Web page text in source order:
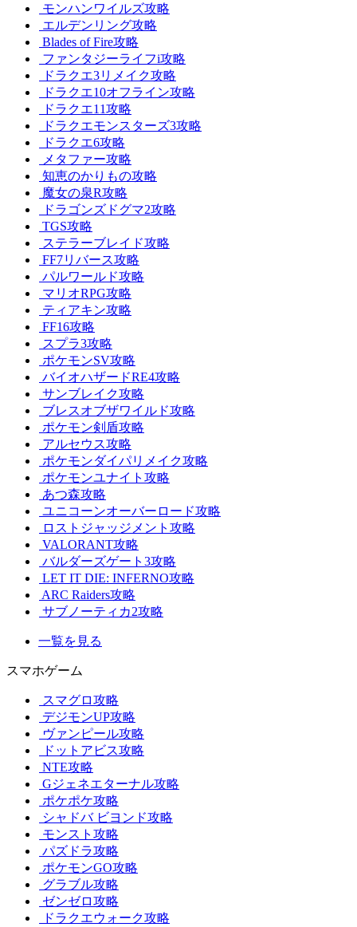
モンハンワイルズ攻略
エルデンリング攻略
Blades of Fire攻略
ファンタジーライフi攻略
ドラクエ3リメイク攻略
ドラクエ10オフライン攻略
ドラクエ11攻略
ドラクエモンスターズ3攻略
ドラクエ6攻略
メタファー攻略
知恵のかりもの攻略
魔女の泉R攻略
ドラゴンズドグマ2攻略
TGS攻略
ステラーブレイド攻略
FF7リバース攻略
パルワールド攻略
マリオRPG攻略
ティアキン攻略
FF16攻略
スプラ3攻略
ポケモンSV攻略
バイオハザードRE4攻略
サンブレイク攻略
ブレスオブザワイルド攻略
ポケモン剣盾攻略
アルセウス攻略
ポケモンダイパリメイク攻略
ポケモンユナイト攻略
あつ森攻略
ユニコーンオーバーロード攻略
ロストジャッジメント攻略
VALORANT攻略
バルダーズゲート3攻略
LET IT DIE: INFERNO攻略
ARC Raiders攻略
サブノーティカ2攻略
一覧を見る
スマホゲーム
スマグロ攻略
デジモンUP攻略
ヴァンピール攻略
ドットアビス攻略
NTE攻略
Gジェネエターナル攻略
ポケポケ攻略
シャドバ ビヨンド攻略
モンスト攻略
パズドラ攻略
ポケモンGO攻略
グラブル攻略
ゼンゼロ攻略
ドラクエウォーク攻略